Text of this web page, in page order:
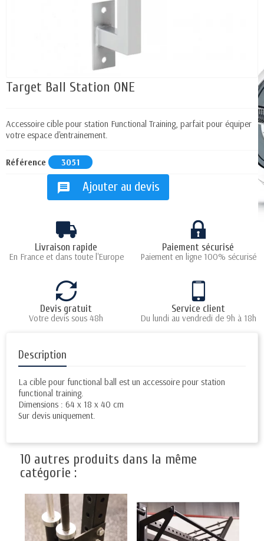
Target Ball Station ONE
Accessoire cible pour station Functional Training, parfait pour équiper
votre espace d'entrainement.
Référence 3051
message Ajouter au devis
Livraison rapide
En France et dans toute l'Europe
Paiement sécurisé
Paiement en ligne 100% sécurisé
Devis gratuit
Votre devis sous 48h
Service client
Du lundi au vendredi de 9h à 18h
Description
La cible pour functional ball est un accessoire pour station
functional training.
Dimensions : 64 x 18 x 40 cm
Sur devis uniquement.
10 autres produits dans la même
catégorie :